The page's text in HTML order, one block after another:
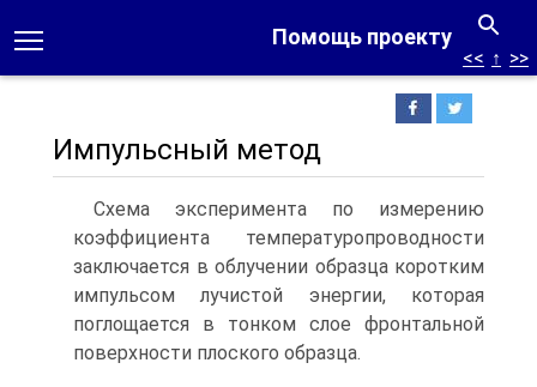
Помощь проекту
<< ↑ >>
Импульсный метод
Схема эксперимента по измерению
коэффициента температуропроводности
заключается в облучении образца коротким
импульсом лучистой энергии, которая
поглощается в тонком слое фронтальной
поверхности плоского образца.